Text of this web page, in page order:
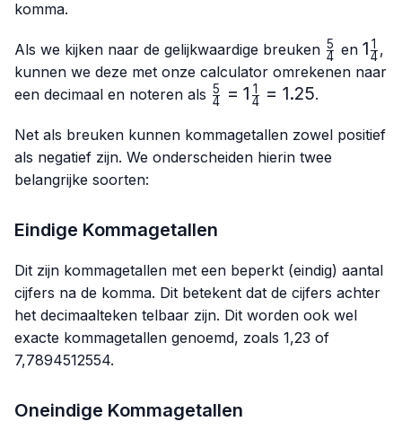
komma.
Als we kijken naar de gelijkwaardige breuken \frac{5}
{4}
4
5 en
{4}
14
1 ,
kunnen we deze met onze calculator omrekenen naar
een decimaal en noteren als \frac{5}
{4}=1.25
4
5 = 1 4
1 = 1.25.
Net als breuken kunnen kommagetallen zowel positief
als negatief zijn. We onderscheiden hierin twee
belangrijke soorten:
Eindige Kommagetallen
Dit zijn kommagetallen met een beperkt (eindig) aantal
cijfers na de komma. Dit betekent dat de cijfers achter
het decimaalteken telbaar zijn. Dit worden ook wel
exacte kommagetallen genoemd, zoals 1,23 of
7,7894512554.
Oneindige Kommagetallen